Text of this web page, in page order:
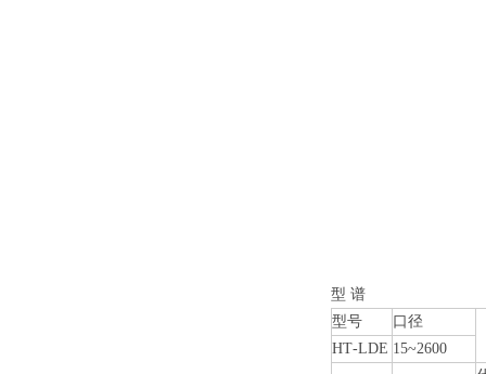
型 谱
型号
口径
HT-LDE 15~2600